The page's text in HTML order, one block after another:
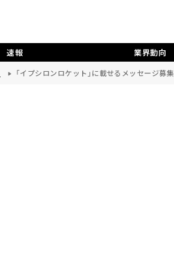
速報 業界動向
「イプシロンロケット」に載せるメッセージ募集